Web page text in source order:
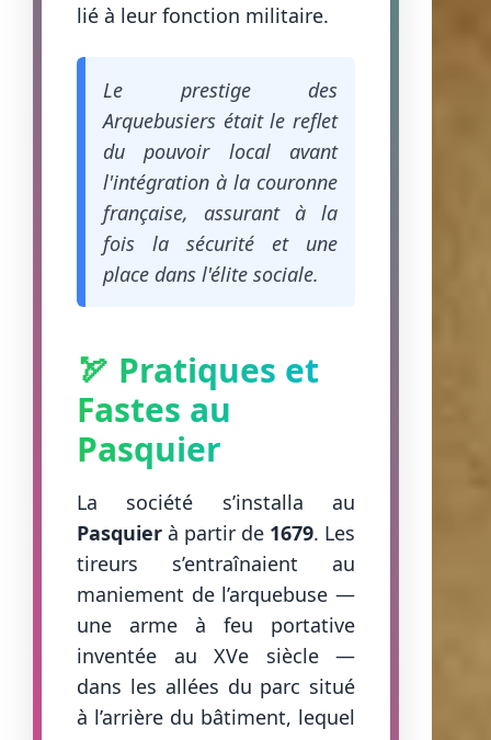
lié à leur fonction militaire.
Le prestige des
Arquebusiers était le reflet
du pouvoir local avant
l'intégration à la couronne
française, assurant à la
fois la sécurité et une
place dans l'élite sociale.
🏹 Pratiques et
Fastes au
Pasquier
La société s’installa au
Pasquier à partir de 1679. Les
tireurs s’entraînaient au
maniement de l’arquebuse —
une arme à feu portative
inventée au XVe siècle —
dans les allées du parc situé
à l’arrière du bâtiment, lequel